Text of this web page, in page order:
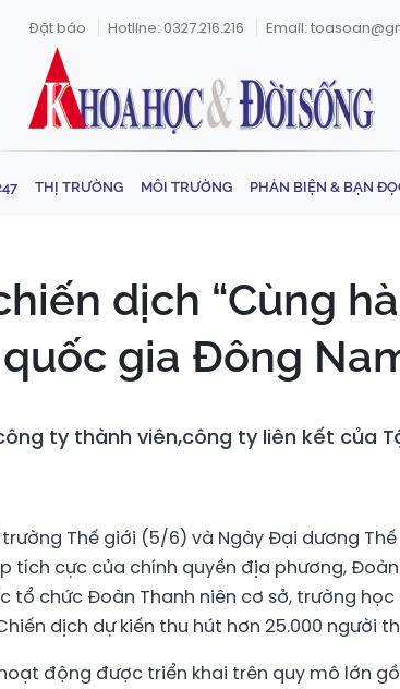
Đặt báo Hotline: 0327.216.216 Email:
THỊ TRƯỜNG MÔI TRƯỜNG PHẢN BIỆN & BẠN
dịch “Cùng
gia Đông
ty thành viên,công ty liên kết của
Thế giới (5/6) và Ngày Đại dương
tích cực của chính quyền địa phương,
tổ chức Đoàn Thanh niên cơ sở, trường học
dịch dự kiến thu hút hơn 25.000 người
động được triển khai trên quy mô lớn